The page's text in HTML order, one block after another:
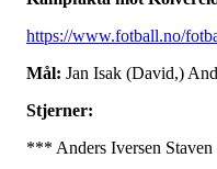
https://www.fotball.no/
Mål: Jan Isak (David,)
Stjerner:
*** Anders Iversen Staven